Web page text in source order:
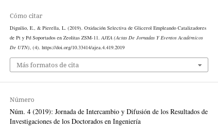
Cómo citar
Diguilio, E., & Pierella, L. (2019). Oxidación Selectiva de Glicerol Empleando Catalizadores
de Pt y Pd Soportados en Zeolitas ZSM-11.AJEA (Actas De Jornadas Y Eventos Académicos
De UTN), (4). https://doi.org/10.33414/ajea.4.419.2019
Más formatos de cita
Número
Núm. 4 (2019): Jornada de Intercambio y Difusión de los Resultados de
Investigaciones de los Doctorados en Ingeniería